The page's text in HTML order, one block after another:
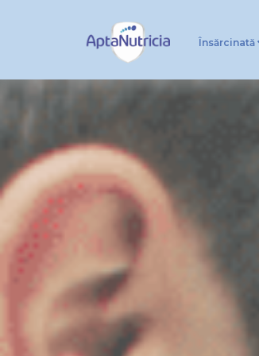
Însărcinată